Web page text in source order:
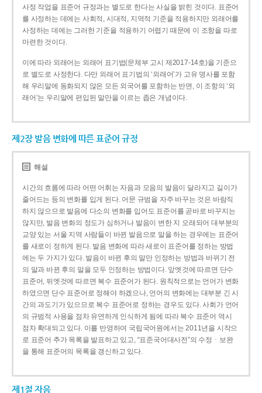
사정 작업을 표준어 규정과는 별도로 한다는 사실을 밝힌 것이다. 표준어
를 사정하는 데에는 사회적, 시대적, 지역적 기준을 적용하지만 외래어를
사정하는 데에는 그러한 기준을 적용하기 어렵기 때문에 이 조항을 따로
마련한 것이다.
이에 따라 외래어는 외래어 표기법(문체부 고시 제2017-14호)을 기준으
로 별도로 사정한다. 다만 외래어 표기법의 ‘외래어’가 고유 명사를 포함
해 우리말에 동화되지 않은 모든 외국어를 포함하는 반면, 이 조항의 ‘외
래어’는 우리말에 편입된 말만을 이르는 좁은 개념이다.
제2장 발음 변화에 따른 표준어 규정
해설
시간의 흐름에 따라 어떤 어휘는 자음과 모음의 발음이 달라지고 길이가
줄어드는 등의 변화를 입게 된다. 어문 규범을 자주 바꾸는 것은 바람직
하지 않으므로 발음에 다소의 변화를 입어도 표준어를 곧바로 바꾸지는
않지만, 발음 변화의 정도가 심하거나 발음이 변한 지 오래되어 대부분의
교양 있는 서울 지역 사람들이 바뀐 발음으로 말을 하는 경우에는 표준어
를 새로이 정하게 된다. 발음 변화에 따라 새로이 표준어를 정하는 방법
에는 두 가지가 있다. 발음이 바뀐 후의 말만 인정하는 방법과 바뀌기 전
의 말과 바뀐 후의 말을 모두 인정하는 방법이다. 앞엣것에 따르면 단수
표준어, 뒤엣것에 따르면 복수 표준어가 된다. 원칙적으로는 언어가 변화
하였으면 단수 표준어로 정해야 하겠으나, 언어의 변화에는 대부분 긴 시
간의 과도기가 있으므로 복수 표준어로 정하는 경우도 있다. 사회가 언어
의 규범적 사용을 점차 유연하게 인식하게 됨에 따라 복수 표준어 역시
점차 확대되고 있다. 이를 반영하여 국립국어원에서는 2011년을 시작으
로 표준어 추가 목록을 발표하고 있고, “표준국어대사전”의 수정ㆍ보완
을 통해 표준어의 목록을 갱신하고 있다.
제1절 자음